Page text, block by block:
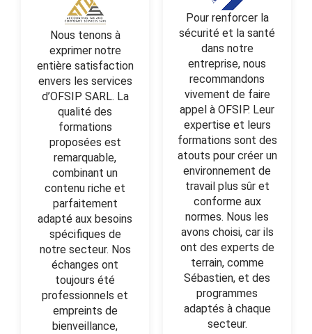
Nous tenons à
exprimer notre
entière satisfaction
envers les services
d’OFSIP SARL. La
qualité des
formations
proposées est
remarquable,
combinant un
contenu riche et
parfaitement
adapté aux besoins
spécifiques de
notre secteur. Nos
échanges ont
toujours été
professionnels et
empreints de
bienveillance,
Pour renforcer la
sécurité et la santé
dans notre
entreprise, nous
recommandons
vivement de faire
appel à OFSIP. Leur
expertise et leurs
formations sont des
atouts pour créer un
environnement de
travail plus sûr et
conforme aux
normes. Nous les
avons choisi, car ils
ont des experts de
terrain, comme
Sébastien, et des
programmes
adaptés à chaque
secteur.